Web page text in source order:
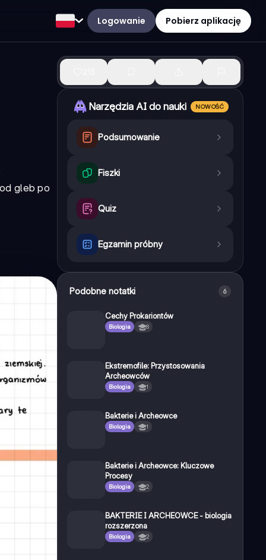
Logowanie Pobierz aplikację
gleb po
Narzędzia AI do nauki NOWOŚĆ
Podsumowanie
Fiszki
Quiz
Egzamin próbny
Podobne notatki 6
Cechy Prokariontów
Biologia 8
Ekstremofile: Przystosowania
Archeowców
Biologia 1
Bakterie i Archeowce
Biologia 1
Bakterie i Archeowce: Kluczowe
Procesy
Biologia 2
BAKTERIE I ARCHEOWCE - biologia
rozszerzona
Biologia 2